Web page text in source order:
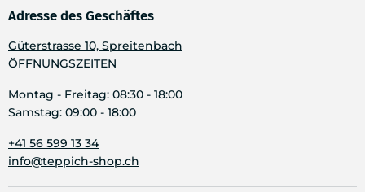
Adresse des Geschäftes
Güterstrasse 10, Spreitenbach
ÖFFNUNGSZEITEN
Montag - Freitag: 08:30 - 18:00
Samstag: 09:00 - 18:00
+41 56 599 13 34
info@teppich-shop.ch